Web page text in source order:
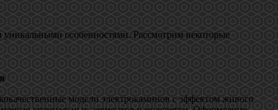
особенностями. Рассмотрим некоторые
модели электрокаминов с эффектом живого